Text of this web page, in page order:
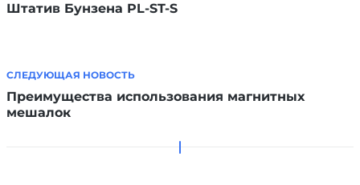
Штатив Бунзена PL-ST-S
СЛЕДУЮЩАЯ НОВОСТЬ
Преимущества использования магнитных
мешалок